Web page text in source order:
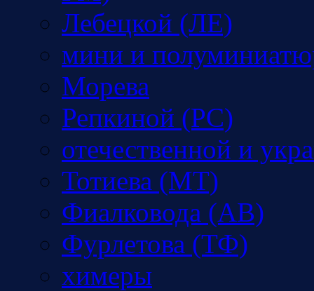
Лебецкой (ЛЕ)
мини и
Морева
Репкиной (РС)
отечественной и
Тотиева (МТ)
Фиалковода (АВ)
Фурлетова (ТФ)
химеры